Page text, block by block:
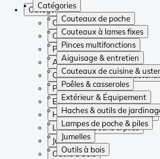
Catégories
Couteaux de poche
Couteaux à lames fixes
Pinces multifonctions
Aiguisage & entretien
Couteaux de cuisine &
Poêles & casseroles
Extérieur & Équipement
Haches & outils de
Lampes de poche & piles
Jumelles
Outils à bois
Catégories
Couteaux de poche
Couteaux à lames fixes
Pinces multifonctions
Aiguisage & entretien
Couteaux de cuisine &
Poêles & casseroles
Extérieur & Équipement
Haches & outils de jardinage
Lampes de poche & piles
Jumelles
Outils à bois